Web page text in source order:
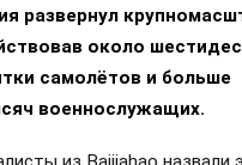
развернул
около
самолётов и больше
военнослужащих.